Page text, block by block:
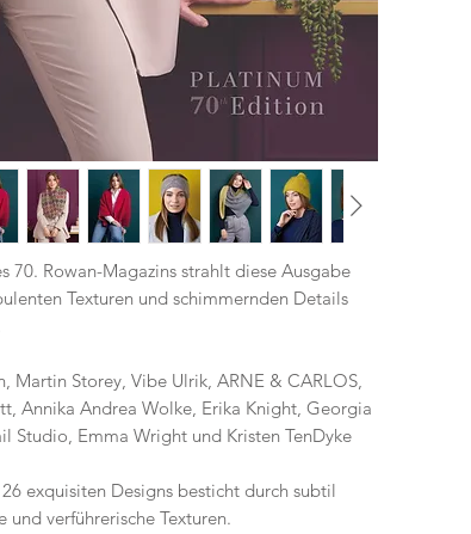
70. Rowan-Magazins strahlt diese Ausgabe
Texturen und schimmernden Details
Martin Storey, Vibe Ulrik, ARNE & CARLOS,
Annika Andrea Wolke, Erika Knight, Georgia
Studio, Emma Wright und Kristen TenDyke
exquisiten Designs besticht durch subtil
verführerische Texturen.